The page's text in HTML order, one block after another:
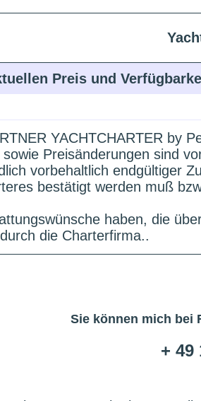
Preis und
YACHTCHARTER by
Preisänderungen sind
vorbehaltlich endgültiger
bestätigt werden muß
haben, die
die Charterfirma..
Sie können mich bei
+ 49